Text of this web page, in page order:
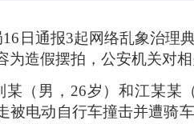
日通报3起网络乱象治理
为造假摆拍，公安机关对相
某（男，26岁）和江某某
被电动自行车撞击并遭骑